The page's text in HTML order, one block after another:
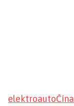
elektroautoČína